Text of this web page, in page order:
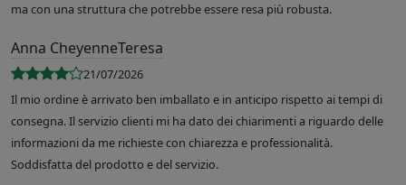
ma con una struttura che potrebbe essere resa più robusta.
Anna CheyenneTeresa
21/07/2026
Il mio ordine è arrivato ben imballato e in anticipo rispetto ai tempi di
consegna. Il servizio clienti mi ha dato dei chiarimenti a riguardo delle
informazioni da me richieste con chiarezza e professionalità.
Soddisfatta del prodotto e del servizio.